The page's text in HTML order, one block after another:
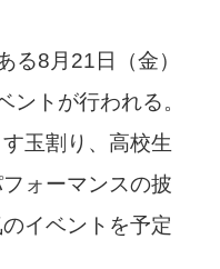
る8月21日（金）
ントが行われる。
玉割り、高校生
ォーマンスの披
イベントを予定